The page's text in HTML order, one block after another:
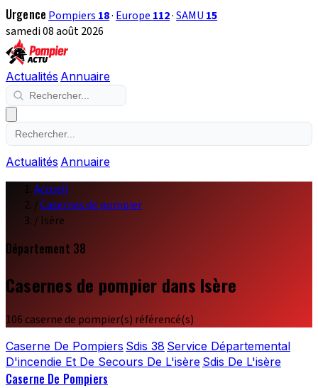
Urgence Pompiers 18· Europe 112·SAMU 15
samedi 08 août 2026
Actualités Annuaire
Actualités Annuaire
Accueil
/Casernes de pompier
/ Isère
Département 38
Casernes de pompier dans Isère
106 caserne de pompier(s) référencé(s)
Caserne De Pompiers Sdis 38 Service Départemental
D'incendie Et De Secours De L'isère Sdis De L'isère
Caserne De Pompiers